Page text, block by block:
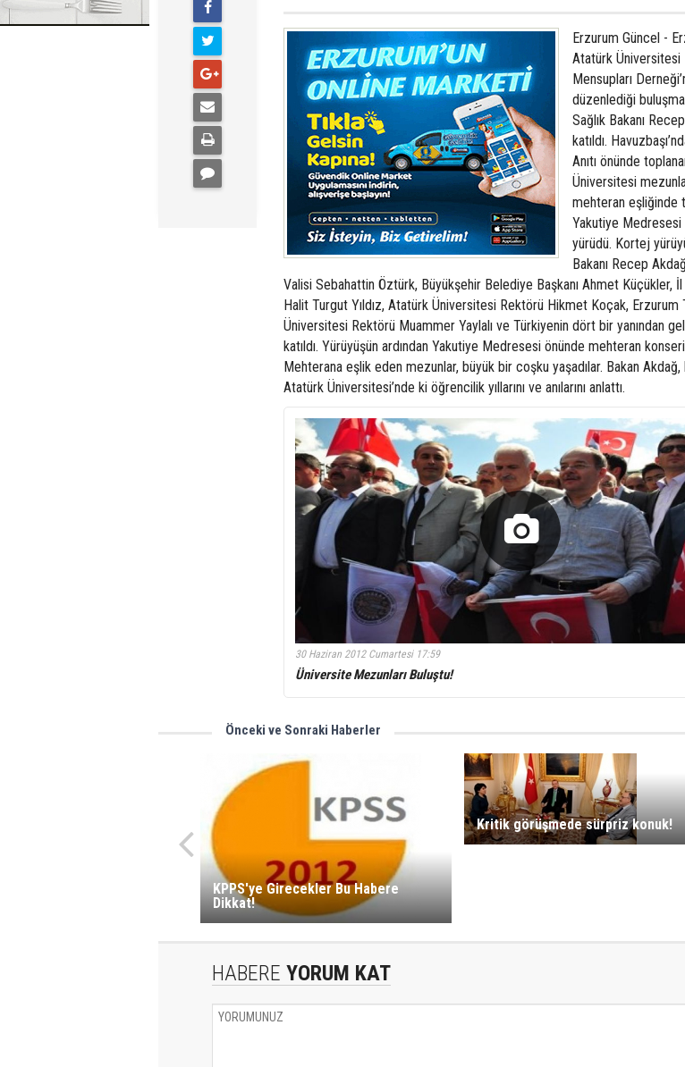
Erzurum Güncel -
Atatürk Üniversitesi
Mensupları
düzenlediği
Sağlık Bakanı
katıldı.
Anıtı önünde
Üniversitesi
mehteran eşliğinde
Yakutiye Medresesi
yürüdü. Kortej
Bakanı Recep
Valisi Sebahattin Öztürk, Büyükşehir Belediye Başkanı Ahmet Küçükler,
Halit Turgut Yıldız, Atatürk Üniversitesi Rektörü Hikmet Koçak, Erzurum
Üniversitesi Rektörü Muammer Yaylalı ve Türkiyenin dört bir yanından
katıldı. Yürüyüşün ardından Yakutiye Medresesi önünde mehteran
Mehterana eşlik eden mezunlar, büyük bir coşku yaşadılar. Bakan Akdağ,
Atatürk Üniversitesi’nde ki öğrencilik yıllarını ve anılarını anlattı.
30 Haziran 2012 Cumartesi 17:59
Üniversite Mezunları Buluştu!
Önceki ve Sonraki Haberler
KPPS'ye Girecekler Bu Habere
Dikkat!
Kritik görüşmede sürpriz konuk!
HABERE YORUM KAT